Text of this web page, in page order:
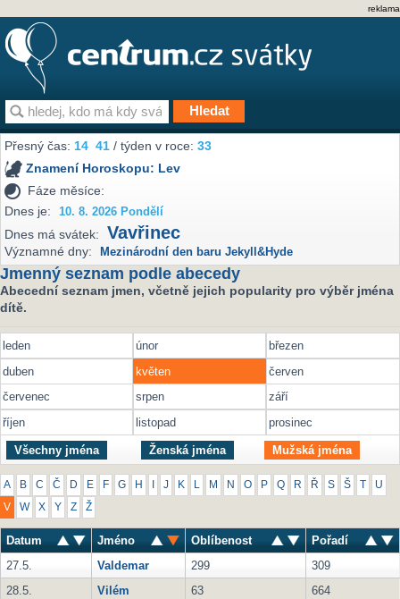
reklama
Přesný čas:14 41 / týden v roce:33
Znamení Horoskopu: Lev
Fáze měsíce:
Dnes je:
10. 8. 2026 Pondělí
Dnes má svátek: Vavřinec
Významné dny: Mezinárodní den baru Jekyll&Hyde
Jmenný seznam podle abecedy
Abecední seznam jmen, včetně jejich popularity pro výběr jména
dítě.
leden únor
březen
duben
květen
červen
červenec
srpen
září
říjen
listopad prosinec
Všechny jména Ženská jména Mužská jména
A B C Č D E F G H J K M N O P Q R Ř S Š U
V W X Y Z Ž
Datum Jméno Oblíbenost
Pořadí
27.5.
Valdemar 299
309
28.5.
Vilém 63
664